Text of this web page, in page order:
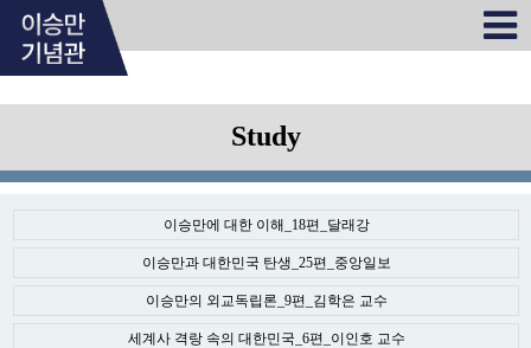
Study
이승만에 대한 이해_18편_달래강
이승만과 대한민국 탄생_25편_중앙일보
이승만의 외교독립론_9편_김학은 교수
세계사 격랑 속의 대한민국_6편_이인호 교수